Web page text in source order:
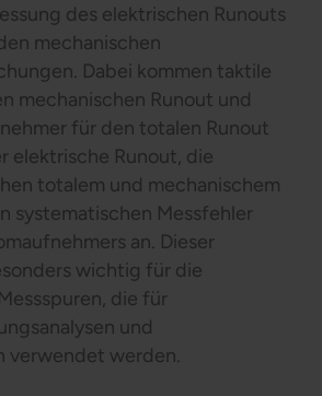
des elektrischen Runouts
mechanischen
Dabei kommen taktile
mechanischen Runout und
für den totalen Runout
elektrische Runout, die
totalem und mechanischem
systematischen Messfehler
an. Dieser
wichtig für die
die für
und
verwendet werden.